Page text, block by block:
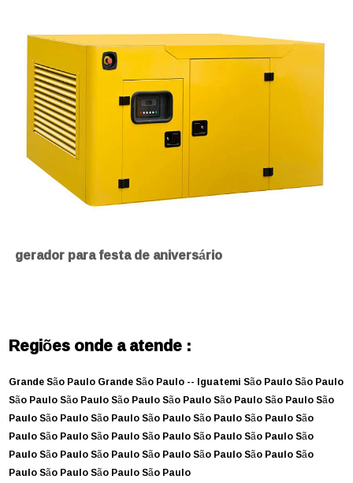
gerador para festa de aniversário
Regiões onde a atende :
Grande São PauloGrande São Paulo -- IguatemiSão PauloSão Paulo
São PauloSão PauloSão PauloSão PauloSão PauloSão PauloSão
PauloSão PauloSão PauloSão PauloSão PauloSão PauloSão
PauloSão PauloSão PauloSão PauloSão PauloSão PauloSão
PauloSão PauloSão PauloSão PauloSão PauloSão PauloSão
PauloSão PauloSão PauloSão Paulo